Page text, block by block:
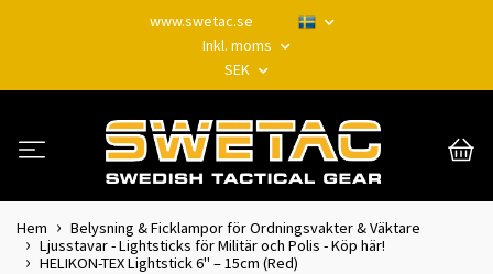
www.swetac.se
Inkl. moms
SEK
Hem
Belysning & Ficklampor för Ordningsvakter & Väktare
Ljusstavar - Lightsticks för Militär och Polis - Köp här!
HELIKON-TEX Lightstick 6" – 15cm (Red)